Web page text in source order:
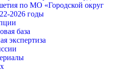
по МО «Городской округ
2026 годы
база
экспертиза